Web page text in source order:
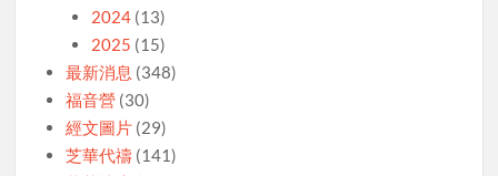
2024(13)
2025 (15)
最新消息 (348)
福音營 (30)
經文圖片 (29)
芝華代禱 (141)